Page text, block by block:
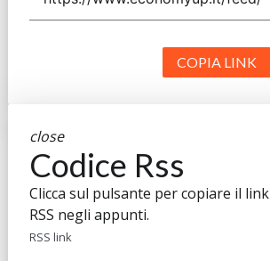
COPIA LINK
close
Codice Rss
Clicca sul pulsante per copiare il link
RSS negli appunti.
RSS link